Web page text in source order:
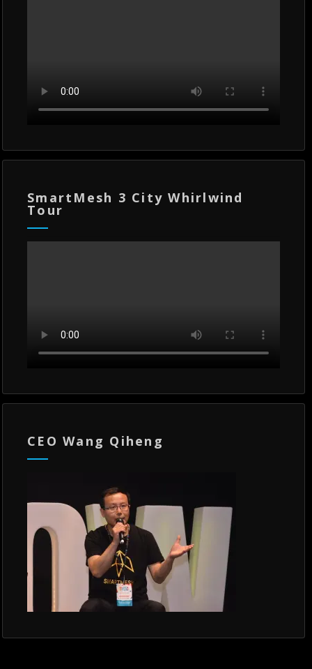
SmartMesh 3 City Whirlwind
Tour
CEO Wang Qiheng